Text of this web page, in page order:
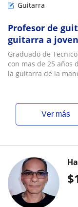
Guitarra
Profesor de
guitarra a
Graduado de
con mas de 25 años
la guitarra de la
ver más
$